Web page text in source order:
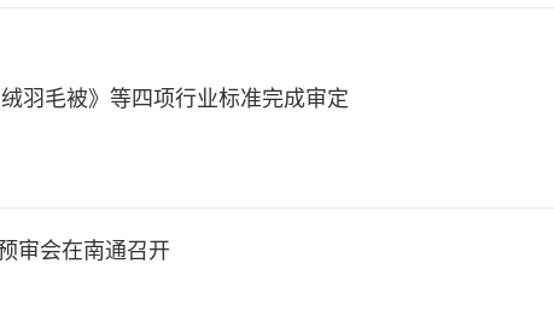
羽毛被》等四项行业标准完成审定
审会在南通召开